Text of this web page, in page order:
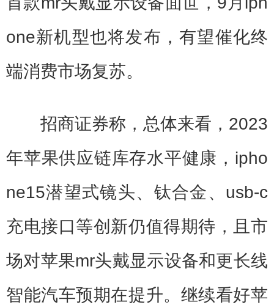
one新机型也将发布，有望催化终
端消费市场复苏。
招商证券称，总体来看，2023
年苹果供应链库存水平健康，ipho
ne15潜望式镜头、钛合金、usb-c
充电接口等创新仍值得期待，且市
场对苹果mr头戴显示设备和更长线
智能汽车预期在提升。继续看好苹